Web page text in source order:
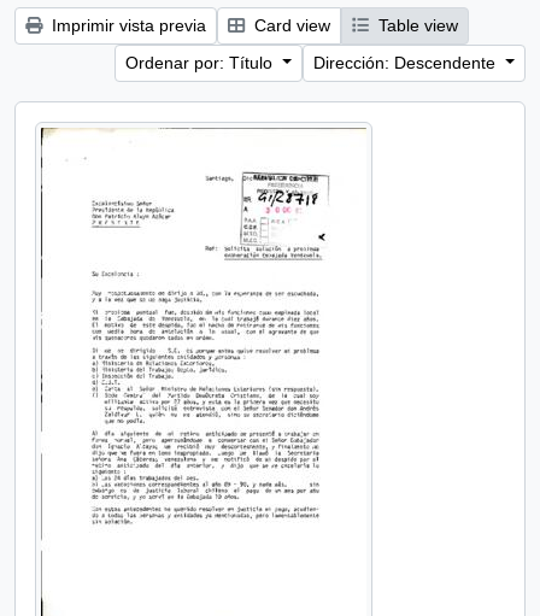
Imprimir vista previa Card view
Table view
Ordenar por: Título
Dirección: Descendente